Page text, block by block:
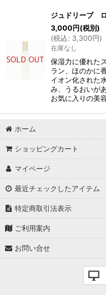
ジュドリーブ
3,000円(税別)
(税込: 3,300円)
在庫なし
保湿力に優れた
ラン、ほのかに
イオン化された
み、うるおいが
お気に入りの美
ホーム
ショッピングカート
マイページ
最近チェックしたアイテム
特定商取引法表示
ご利用案内
お問い合せ